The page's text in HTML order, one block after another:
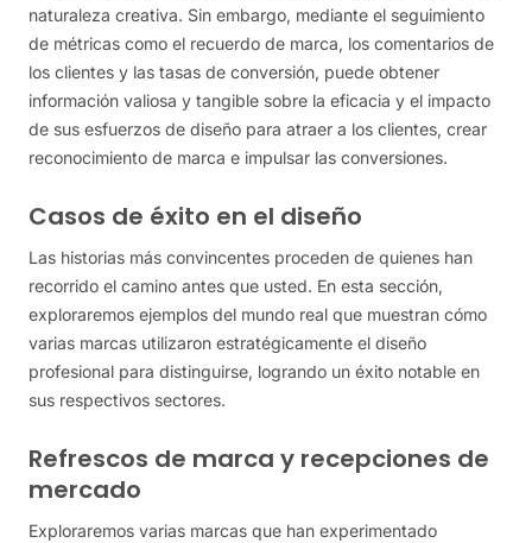
naturaleza creativa. Sin embargo, mediante el seguimiento
de métricas como el recuerdo de marca, los comentarios de
los clientes y las tasas de conversión, puede obtener
información valiosa y tangible sobre la eficacia y el impacto
de sus esfuerzos de diseño para atraer a los clientes, crear
reconocimiento de marca e impulsar las conversiones.
Casos de éxito en el diseño
Las historias más convincentes proceden de quienes han
recorrido el camino antes que usted. En esta sección,
exploraremos ejemplos del mundo real que muestran cómo
varias marcas utilizaron estratégicamente el diseño
profesional para distinguirse, logrando un éxito notable en
sus respectivos sectores.
Refrescos de marca y recepciones de
mercado
Exploraremos varias marcas que han experimentado